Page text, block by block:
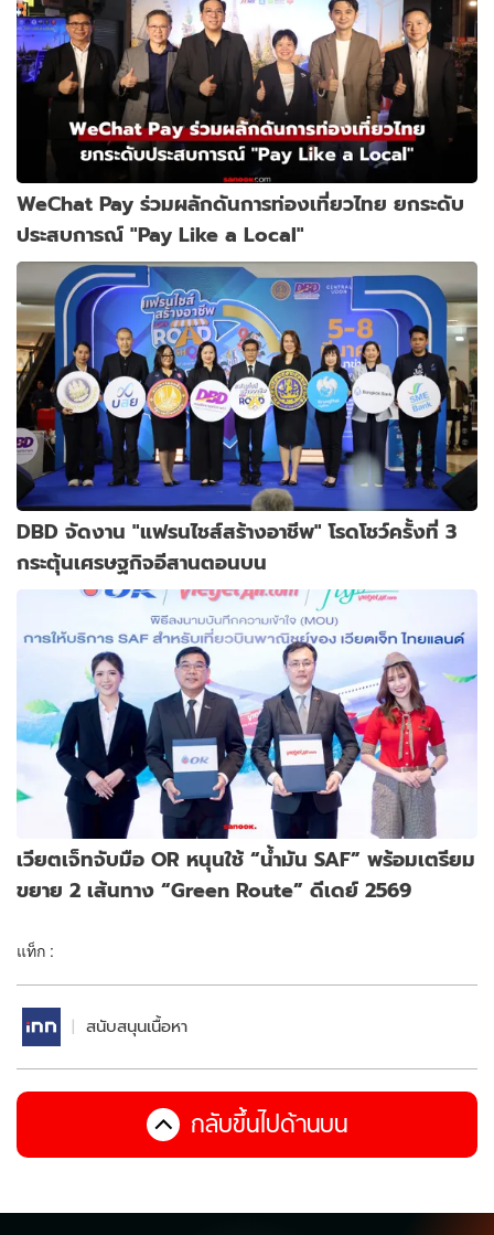
WeChat Pay ร่วมผลักดันการท่องเที่ยวไทย ยกระดับ
ประสบการณ์ "Pay Like a Local"
DBD จัดงาน "แฟรนไชส์สร้างอาชีพ" โรดโชว์ครั้งที่ 3
กระตุ้นเศรษฐกิจอีสานตอนบน
เวียตเจ็ทจับมือ OR หนุนใช้ “น้ำมัน SAF” พร้อมเตรียม
ขยาย 2 เส้นทาง “Green Route” ดีเดย์ 2569
แท็ก :
สนับสนุนเนื้อหา
กลับขึ้นไปด้านบน